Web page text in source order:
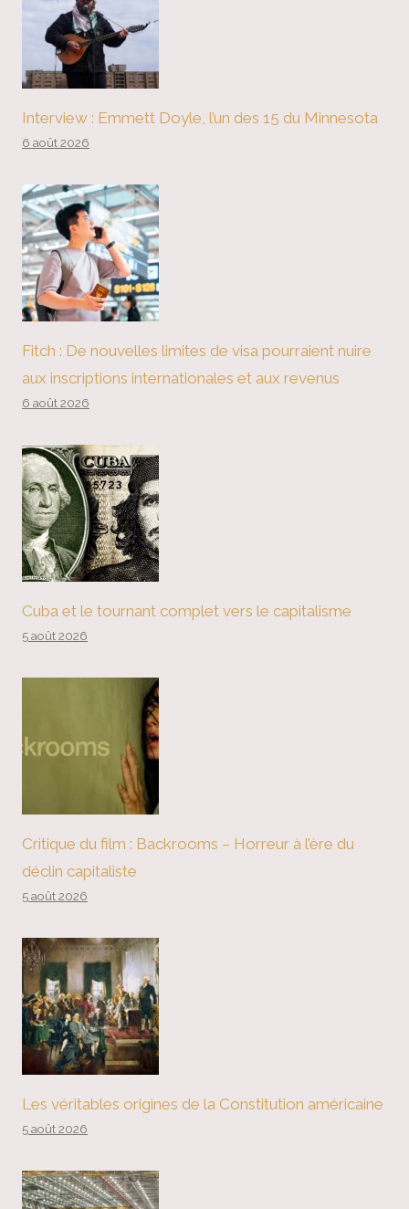
Interview : Emmett Doyle, l’un des 15 du Minnesota
6 août 2026
Fitch : De nouvelles limites de visa pourraient nuire
aux inscriptions internationales et aux revenus
6 août 2026
Cuba et le tournant complet vers le capitalisme
5 août 2026
Critique du film : Backrooms – Horreur à l’ère du
déclin capitaliste
5 août 2026
Les véritables origines de la Constitution américaine
5 août 2026